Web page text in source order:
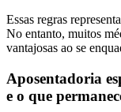
Essas regras
No entanto, muitos
vantajosas ao se
Aposentadoria
e o que